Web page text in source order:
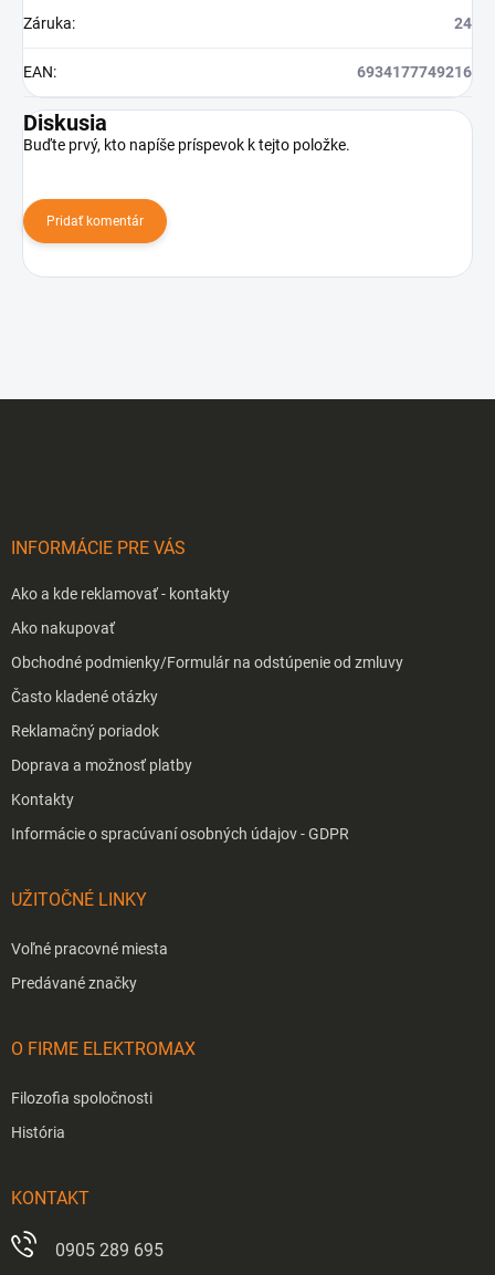
Záruka: 24
EAN: 6934177749216
Diskusia
Buďte prvý, kto napíše príspevok k tejto položke.
Pridať komentár
INFORMÁCIE PRE VÁS
Ako a kde reklamovať - kontakty
Ako nakupovať
Obchodné podmienky/Formulár na odstúpenie od zmluvy
Často kladené otázky
Reklamačný poriadok
Doprava a možnosť platby
Kontakty
Informácie o spracúvaní osobných údajov - GDPR
UŽITOČNÉ LINKY
Voľné pracovné miesta
Predávané značky
O FIRME ELEKTROMAX
Filozofia spoločnosti
História
KONTAKT
0905 289 695